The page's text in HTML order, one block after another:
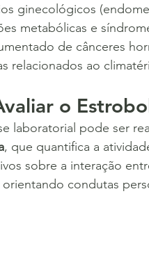
ginecológicos
metabólicas e
de cânceres
relacionados ao
o
laboratorial pode ser
, que quantifica a
sobre a interação
condutas